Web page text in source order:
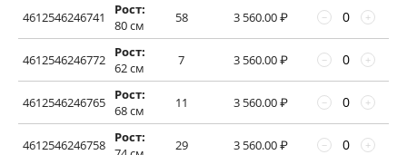
4612546246741
Рост:
80 см
58 3 560.00₽ +
−
4612546246772
Рост:
62 см
7 3 560.00₽ +
−
4612546246765
Рост:
68 см
11 3 560.00₽ +
−
4612546246758
Рост:
29 3 560.00₽ +
−